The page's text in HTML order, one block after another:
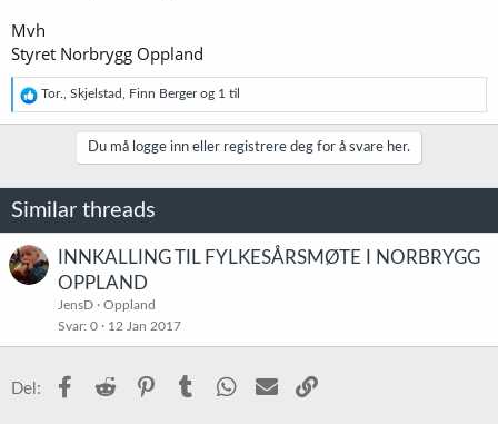
Mvh
Styret Norbrygg Oppland
R
e
a
n
e
r
:
Tor. Skjelstad Finn Bergerog 1 til
Du må logge inn eller registrere deg for å svare her.
Similar threads
INNKALLING TIL FYLKESÅRSMØTE I NORBRYGG
OPPLAND
JensD
Oppland
Svar 0 12 Jan 2017
Del: Facebook
Reddit PinterestTumblr WhatsApp
E-post